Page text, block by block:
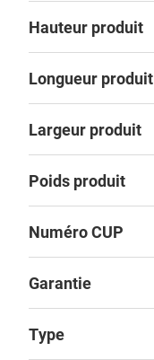
Hauteur produit
Longueur produit
Largeur produit
Poids produit
Numéro CUP
Garantie
Type